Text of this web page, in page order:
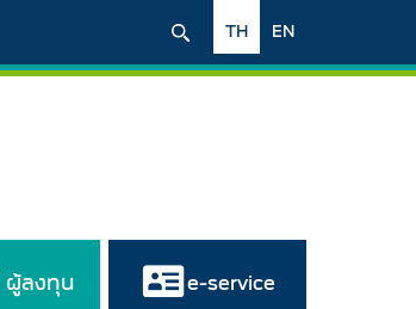
EN
TH
ผู้ลงทุน e-service